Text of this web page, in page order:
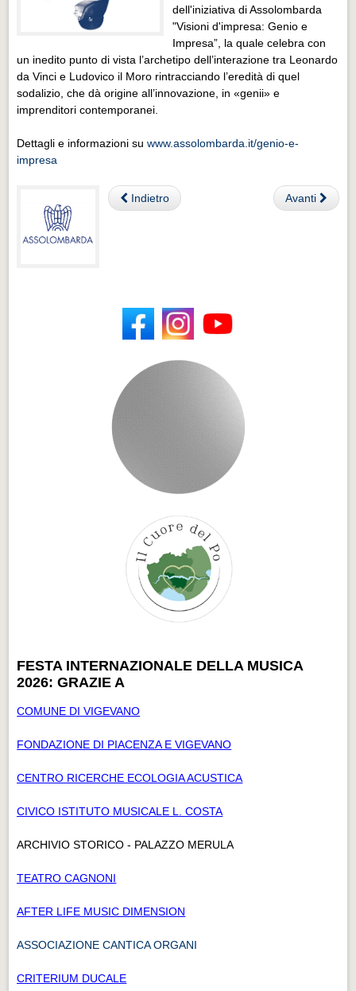
dell'iniziativa di Assolombarda
"Visioni d'impresa: Genio e
Impresa”, la quale celebra con
un inedito punto di vista l’archetipo dell’interazione tra Leonardo
da Vinci e Ludovico il Moro rintracciando l’eredità di quel
sodalizio, che dà origine all’innovazione, in «genii» e
imprenditori contemporanei.
Dettagli e informazioni suwww.assolombarda.it/genio-e-
impresa
Indietro Avanti
FESTA INTERNAZIONALE DELLA MUSICA
2026: GRAZIE A
COMUNE DI VIGEVANO
FONDAZIONE DI PIACENZA E VIGEVANO
CENTRO RICERCHE ECOLOGIA ACUSTICA
CIVICO ISTITUTO MUSICALE L. COSTA
ARCHIVIO STORICO - PALAZZO MERULA
TEATRO CAGNONI
AFTER LIFE MUSIC DIMENSION
ASSOCIAZIONE CANTICA ORGANI
CRITERIUM DUCALE